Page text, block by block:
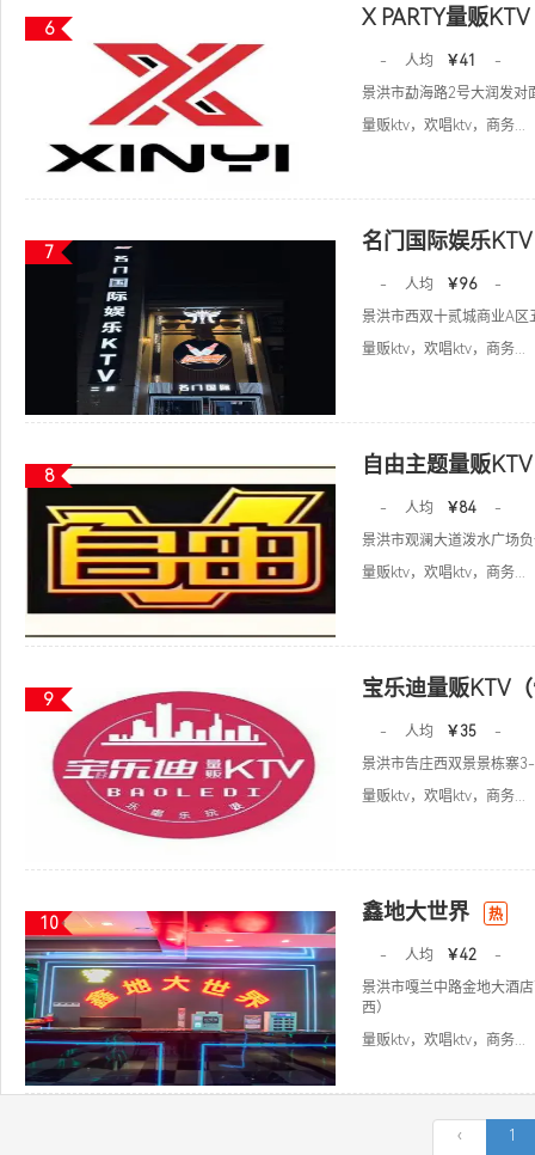
6 X PARTY量贩KTV
- 人均 ￥41
-
景洪市勐海路2号大润发对
量贩ktv，欢唱ktv，商务...
7 名门国际娱乐KTV
- 人均 ￥96
-
景洪市西双十贰城商业A区
量贩ktv，欢唱ktv，商务...
8 自由主题量贩
- 人均 ￥84
-
景洪市观澜大道泼水广场
量贩ktv，欢唱ktv，商务...
9 宝乐迪量贩KTV
- 人均 ￥35
-
景洪市告庄西双景景栋寨
量贩ktv，欢唱ktv，商务...
10 鑫地大世界 热
- 人均 ￥42
-
景洪市嘎兰中路金地大酒
西）
量贩ktv，欢唱ktv，商务...
‹ 1